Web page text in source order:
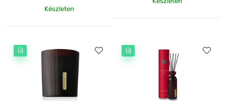
Készleten
Új Új